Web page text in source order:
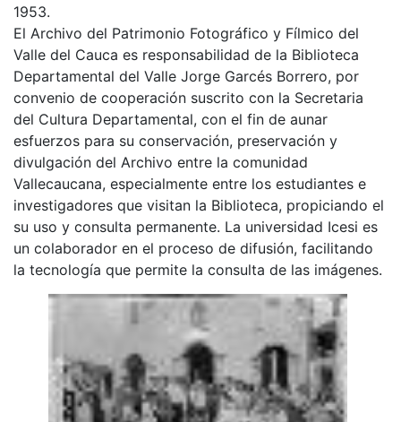
1953.
El Archivo del Patrimonio Fotográfico y Fílmico del
Valle del Cauca es responsabilidad de la Biblioteca
Departamental del Valle Jorge Garcés Borrero, por
convenio de cooperación suscrito con la Secretaria
del Cultura Departamental, con el fin de aunar
esfuerzos para su conservación, preservación y
divulgación del Archivo entre la comunidad
Vallecaucana, especialmente entre los estudiantes e
investigadores que visitan la Biblioteca, propiciando el
su uso y consulta permanente. La universidad Icesi es
un colaborador en el proceso de difusión, facilitando
la tecnología que permite la consulta de las imágenes.